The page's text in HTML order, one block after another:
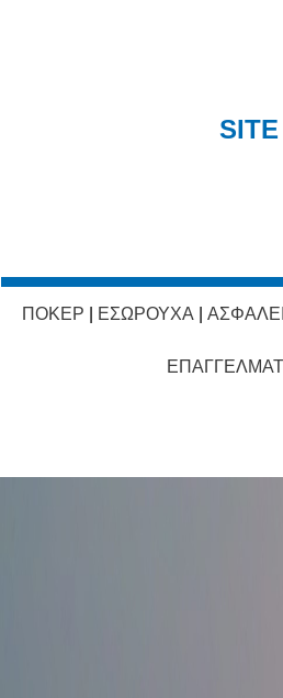
ΠΟΚΕΡ ΕΣΩΡΟΥΧΑ